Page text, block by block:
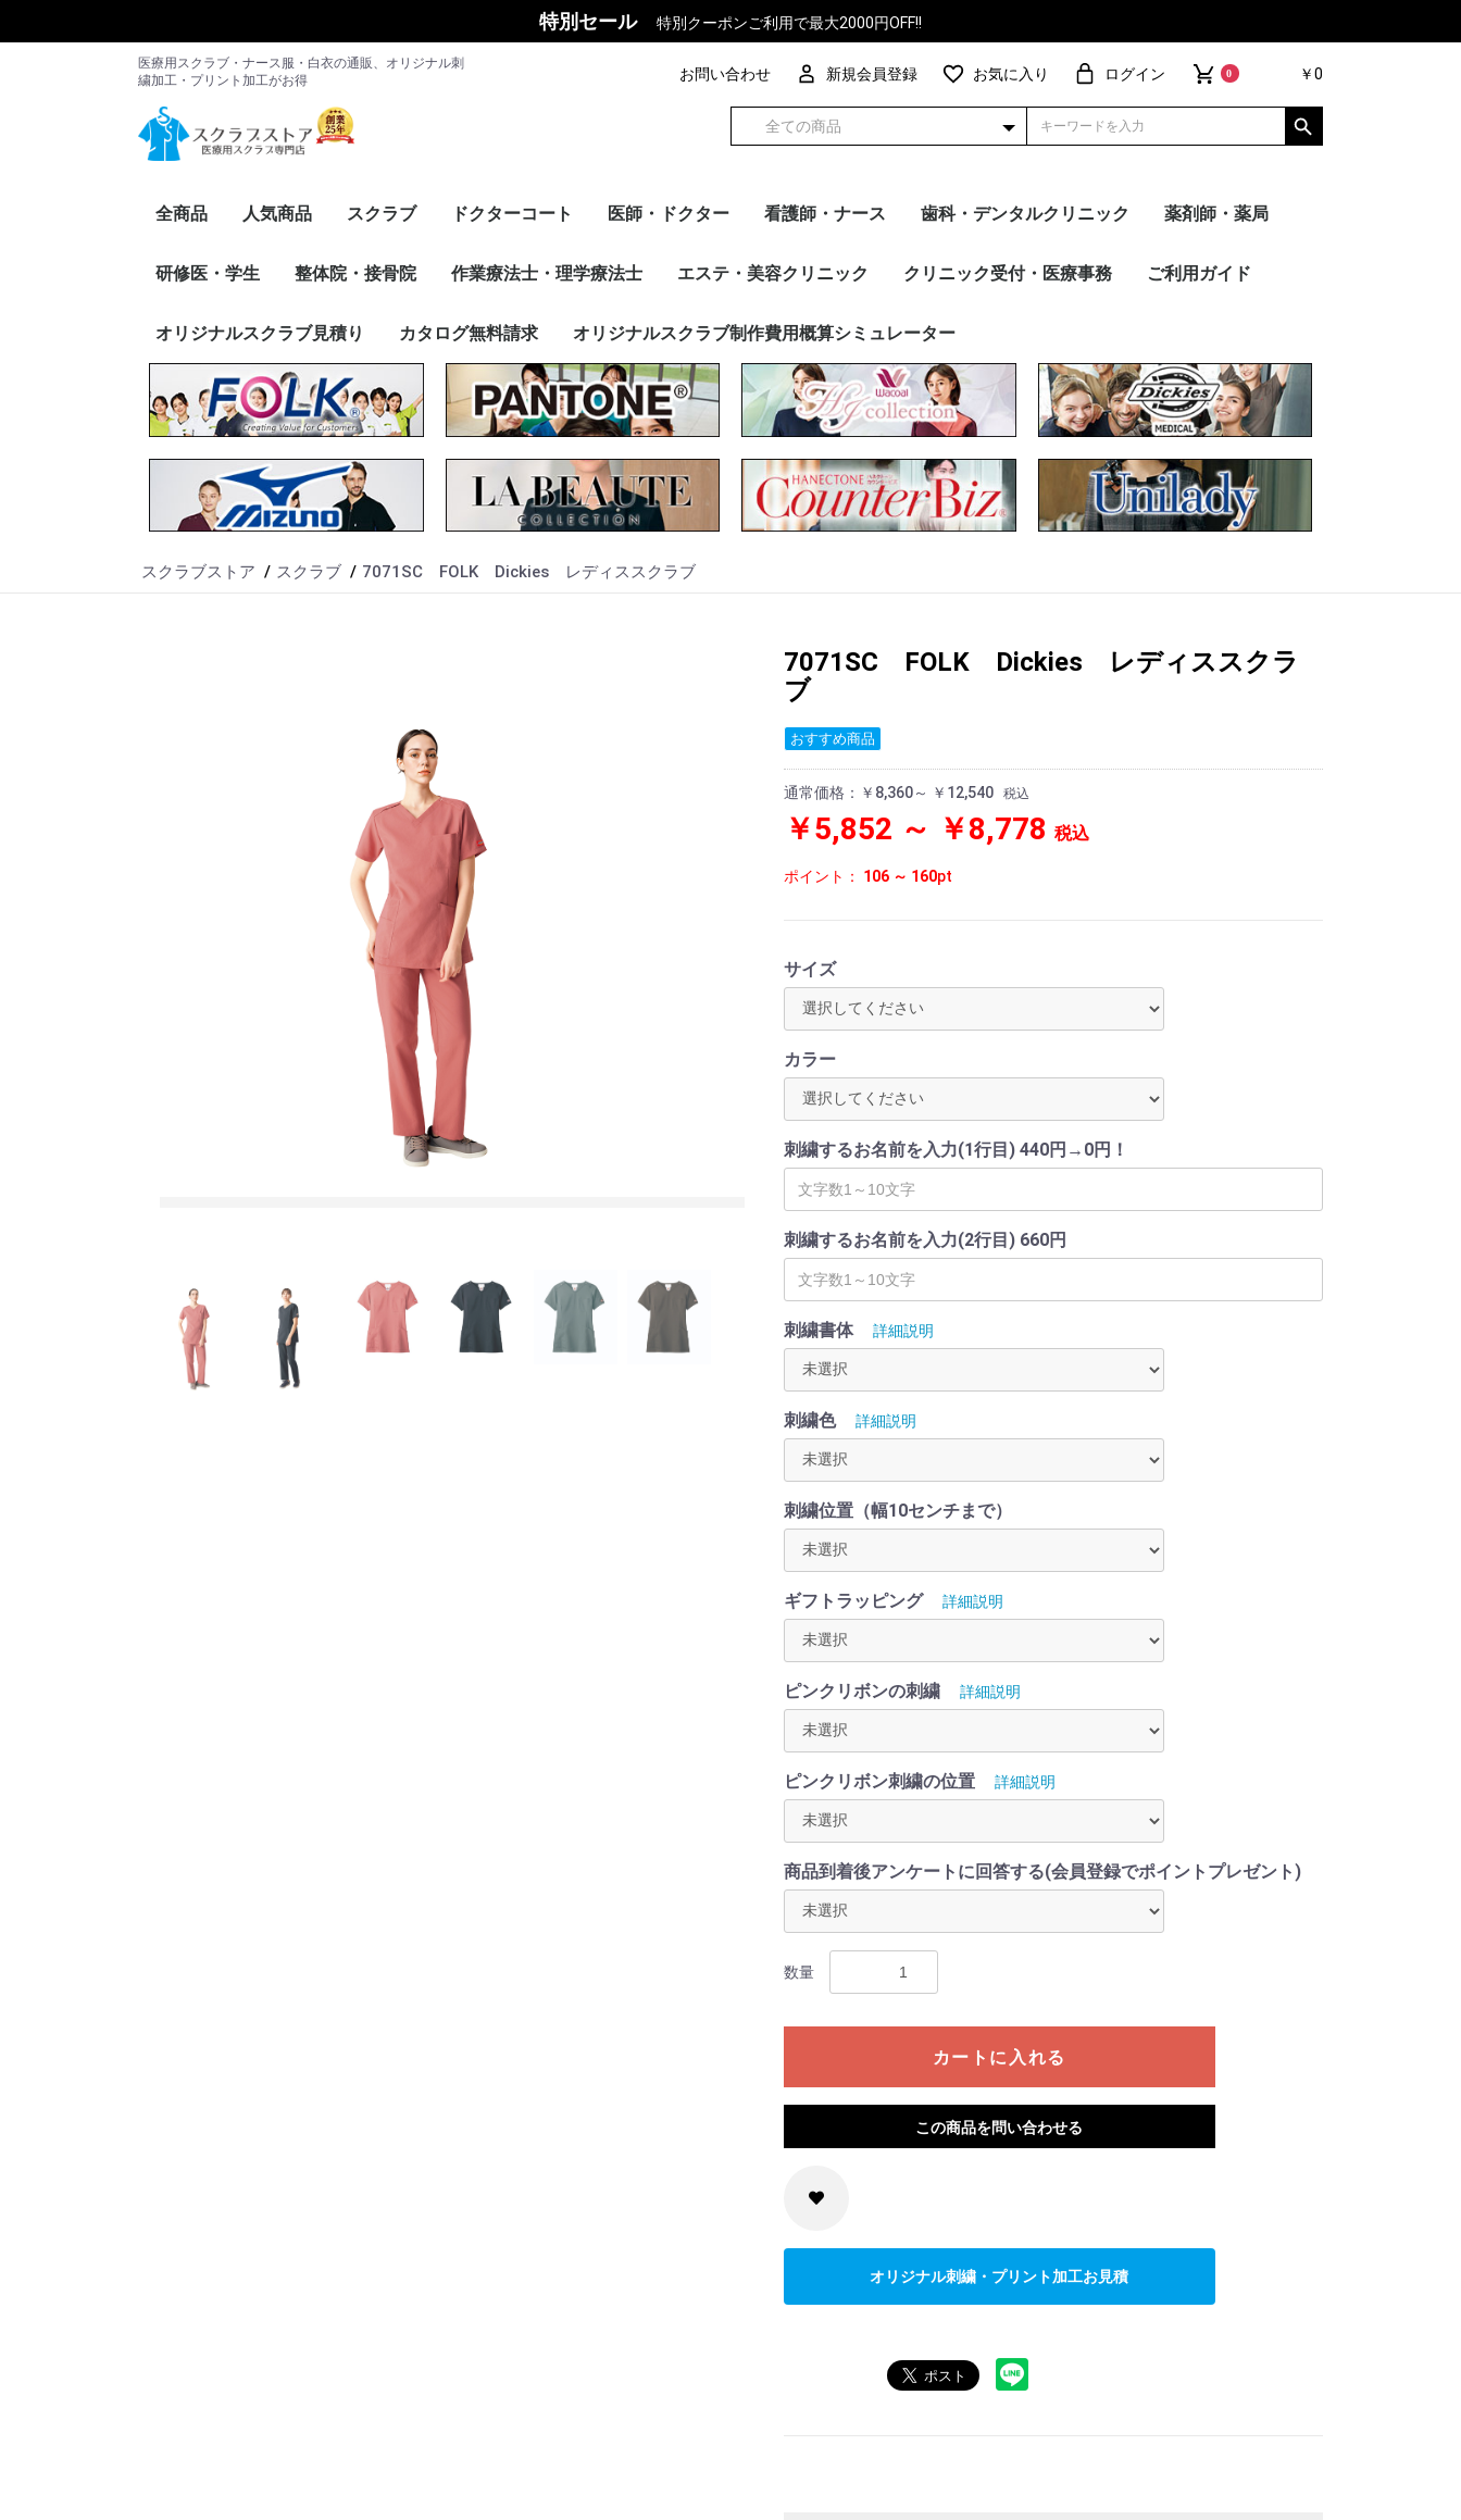
特別セール 特別クーポンご利用で最大2000円OFF!!
医療用スクラブ・ナース服・白衣の通販、オリジナル刺
繍加工・プリント加工がお得
お問い合わせ 新規会員登録 お気に入り ログイン 0 ￥0
全商品 人気商品 スクラブ
レディース トップス
パンツ
インナー
チュニック
ケーシー
ワンピース
マタニティ
メンズ トップス
パンツ
インナー
ケーシー
男女兼用 トップス
パンツ
インナー
メーカー別 FOLK
PANTONE
Dickies
en joie(アンジョア)
HANECTONE(ハネクト
F Lab.
Wacoal
Mizuno
UNITE
MICHEL KLEIN
WHISEL
サーヴォ
RISERVA（リゼルヴ
ESTNATION
ドクターコート
メンズ
レディース
メーカー別 FOLK
Dickies
Wacoal
UNITE
Mizuno
医師・ドクター
スクラブ・パンツ トップス
パンツ
インナー
ドクターコート
チュニック・ケーシー
ワンピース
インナー
カーディガン
その他アイテム
メーカー別 FOLK
PANTONE
Wacoal
Dickies
Mizuno
MICHEL KLEIN
UNITE
en joie（アン ジョ
HANECTONE(ハネクト
RISERVA（リゼルヴ
WHISEL
サーヴォ
ESTNATION
看護師・ナース
スクラブ・パンツ トップス
パンツ
チュニック・ケーシー
ワンピース
カーディガン
インナー
その他アイテム
メーカー別 FOLK
PANTONE
Wacoal
Dickies
Mizuno
UNITE
MICHEL KLEIN
en joie（アン ジョ
HANECTONE（ハネク
サーヴォ
RISERVA（リゼルヴ
WHISEL
ESTNATION
歯科・デンタルクリニック
スクラブ・パンツ トップス
パンツ
カーディガン
ワンピース
インナー
ドクターコート
その他アイテム
メーカー別 FOLK
PANTONE
Dickies
Wacoal
MICHEL KLEIN
Mizuno
UNITE
en joie（アン ジョ
HANECTONE（ハネク
サーヴォ
RISERVA（リゼルヴ
WHISEL
ESTNATION
薬剤師・薬局
スクラブ・パンツ
カーディガン
インナー
ドクターコート
メーカー別
その他アイテム
研修医・学生
スクラブ・パンツ トップス
パンツ
ドクターコート
インナー
その他アイテム
メーカー別 FOLK
PANTONE
RISERVA（リゼルヴ
Dickies
Wacoal
Mizuno
UNITE
HANECTONE（ハネク
en joie（アン ジョ
サーヴォ
WHISEL
RISERVA（リゼルヴ
整体院・接骨院
スクラブ・パンツ トップス
パンツ
ケーシー
インナー
カーディガン
その他アイテム
メーカー別 FOLK
PANTONE
Dickies
Wacoal
Mizuno
UNITE
MICHEL KLEIN
en joie（アン ジョ
RISERVA（リゼルヴ
HANECTONE（ハネク
サーヴォ
WHISEL
作業療法士・理学療法士
スクラブ・パンツ トップス
パンツ
ケーシー
インナー
カーディガン
その他アイテム
メーカー別 FOLK
PANTONE
Dickies
Wacoal
Mizuno
MICHEL KLEIN
UNITE
en joie（アン ジョ
HANECTONE（ハネク
サーヴォ
RISERVA（リゼルヴ
WHISEL
エステ・美容クリニック
スクラブ・パンツ トップス
パンツ
チュニック
ドクターコート FOLK
Dickies
Wacoal
Mizuno
UNITE
ワンピース
カーディガン
インナー
その他アイテム
メーカー別 FOLK
Dickies
ESTNATION
Wacoal
Mizuno
UNITE
MICHEL KLEIN
en joie（アン ジョ
MARY QUANT
HANECTONE（ハネク
サーヴォ
クリニック受付・医療事務
トップス
ベスト
スカート・キュロット
パンツ
ワンピース
ジャケット
カーディガン
その他アイテム
メーカー別
ご利用ガイド
オリジナルスクラブ見積り カタログ無料請求 オリジナルスクラブ制作費用概算シミュレーター
スクラブストア スクラブ 7071SC FOLK Dickies レディススクラブ
7071SC FOLK Dickies レディススクラ
ブ
おすすめ商品
通常価格： ￥8,360～ ￥12,540 税込
￥5,852 ～ ￥8,778 税込
ポイント： 106 ～ 160pt
サイズ
カラー
刺繍するお名前を入力(1行目) 440円→0円！
刺繍するお名前を入力(2行目) 660円
刺繍書体 詳細説明
刺繍色 詳細説明
刺繍位置（幅10センチまで）
ギフトラッピング 詳細説明
ピンクリボンの刺繍 詳細説明
ピンクリボン刺繍の位置 詳細説明
商品到着後アンケートに回答する(会員登録でポイントプレゼント)
数量
カートに入れる
この商品を問い合わせる
オリジナル刺繍・プリント加工お見積